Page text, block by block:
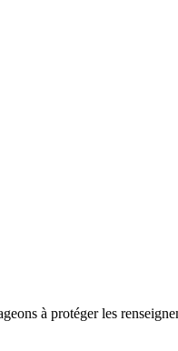
à protéger les